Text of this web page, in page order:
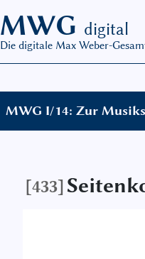
MWG digital
Die digitale Max Weber-
MWG I/14: Zur
[433]